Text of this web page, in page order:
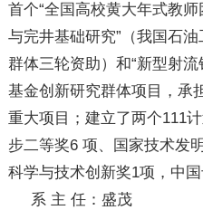
首个“全国高校黄大年式教
与完井基础研究”（我国石
群体三轮资助）和“新型射
基金创新研究群体项目，承
重大项目；建立了两个111
步二等奖6 项、国家技术发
科学与技术创新奖1项，中国
系 主 任：盛茂